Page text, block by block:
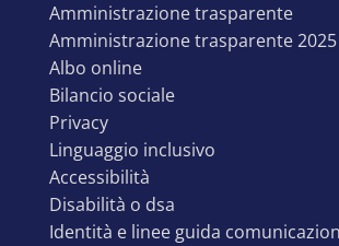
amministrazione trasparente
amministrazione trasparente 2025
albo online
bilancio sociale
privacy
linguaggio inclusivo
accessibilità
disabilità o dsa
identità e linee guida